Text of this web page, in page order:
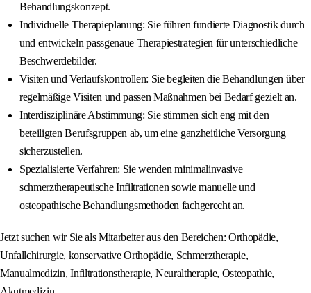
Behandlungskonzept.
Individuelle Therapieplanung: Sie führen fundierte Diagnostik durch
und entwickeln passgenaue Therapiestrategien für unterschiedliche
Beschwerdebilder.
Visiten und Verlaufskontrollen: Sie begleiten die Behandlungen über
regelmäßige Visiten und passen Maßnahmen bei Bedarf gezielt an.
Interdisziplinäre Abstimmung: Sie stimmen sich eng mit den
beteiligten Berufsgruppen ab, um eine ganzheitliche Versorgung
sicherzustellen.
Spezialisierte Verfahren: Sie wenden minimalinvasive
schmerztherapeutische Infiltrationen sowie manuelle und
osteopathische Behandlungsmethoden fachgerecht an.
Jetzt suchen wir Sie als Mitarbeiter aus den Bereichen: Orthopädie,
Unfallchirurgie, konservative Orthopädie, Schmerztherapie,
Manualmedizin, Infiltrationstherapie, Neuraltherapie, Osteopathie,